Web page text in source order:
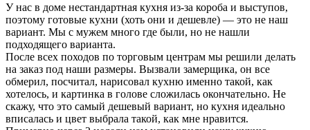
У нас в доме нестандартная кухня из-за короба и выступов,
поэтому готовые кухни (хоть они и дешевле) — это не наш
вариант. Мы с мужем много где были, но не нашли
подходящего варианта.
После всех походов по торговым центрам мы решили делать
на заказ под наши размеры. Вызвали замерщика, он все
обмерил, посчитал, нарисовал кухню именно такой, как
хотелось, и картинка в голове сложилась окончательно. Не
скажу, что это самый дешевый вариант, но кухня идеально
вписалась и цвет выбрала такой, как мне нравится.